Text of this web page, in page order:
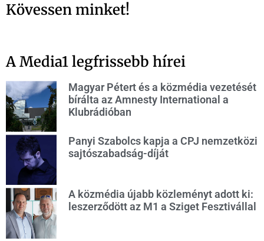
Kövessen minket!
A Media1 legfrissebb hírei
Magyar Pétert és a közmédia vezetését
bírálta az Amnesty International a
Klubrádióban
Panyi Szabolcs kapja a CPJ nemzetközi
sajtószabadság-díját
A közmédia újabb közleményt adott ki:
leszerződött az M1 a Sziget Fesztivállal